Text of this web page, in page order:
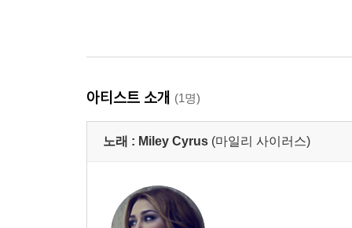
아티스트 소개 (1명)
노래 : Miley Cyrus (마일리 사이러스)